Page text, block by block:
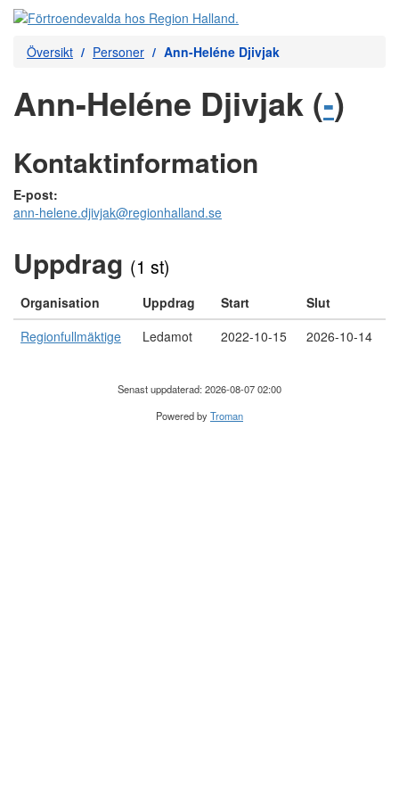
Översikt Personer Ann-Heléne Djivjak
Ann-Heléne Djivjak (-)
Kontaktinformation
E-post:
ann-helene.djivjak@regionhalland.se
Uppdrag (1 st)
Organisation Uppdrag Start
Slut
Regionfullmäktige
Ledamot 2022-10-15 2026-10-14
Senast uppdaterad: 2026-08-07 02:00
Powered byTroman